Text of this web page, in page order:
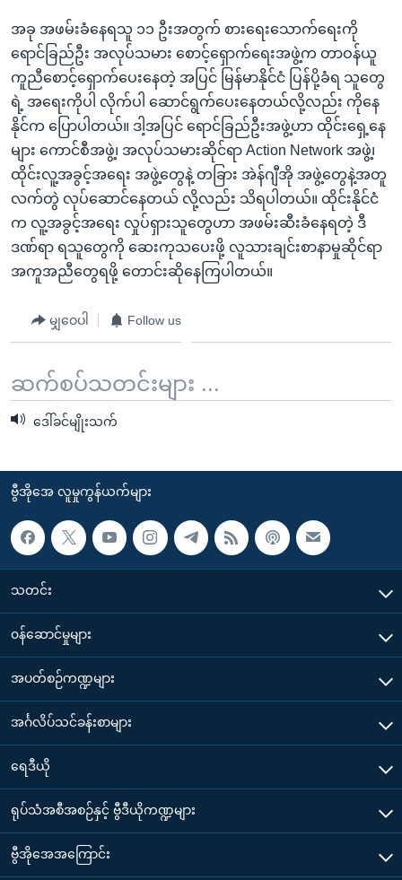
အခု အဖမ်းခံနေရသူ ၁၁ ဦးအတွက် စားရေးသောက်ရေးကို
ရောင်ခြည်ဦး အလုပ်သမား စောင့်ရှောက်ရေးအဖွဲ့က တာဝန်ယူ
ကူညီစောင့်ရှောက်ပေးနေတဲ့ အပြင် မြန်မာနိုင်ငံ ပြန်ပို့ခံရ သူတွေ
ရဲ့ အရေးကိုပါ လိုက်ပါ ဆောင်ရွက်ပေးနေတယ်လို့လည်း ကိုနေ
နိုင်က ပြောပါတယ်။ ဒါ့အပြင် ရောင်ခြည်ဦးအဖွဲ့ဟာ ထိုင်းရှေ့နေ
များ ကောင်စီအဖွဲ့၊ အလုပ်သမားဆိုင်ရာ Action Network အဖွဲ့၊
ထိုင်းလူ့အခွင့်အရေး အဖွဲ့တွေနဲ့ တခြား အဲန်ဂျီအို အဖွဲ့တွေနဲ့အတူ
လက်တွဲ လုပ်ဆောင်နေတယ် လို့လည်း သိရပါတယ်။ ထိုင်းနိုင်ငံ
က လူ့အခွင့်အရေး လှုပ်ရှားသူတွေဟာ အဖမ်းဆီးခံနေရတဲ့ ဒီ
ဒဏ်ရာ ရသူတွေကို ဆေးကုသပေးဖို့ လူသားချင်းစာနာမှုဆိုင်ရာ
အကူအညီတွေရဖို့ တောင်းဆိုနေကြပါတယ်။
မျှဝေပါ Follow us
ဆက်စပ်သတင်းများ ...
ဒေါ်ခင်မျိုးသက်
ဗွီအိုအေ လူမှုကွန်ယက်များ
သတင်း
၀န်ဆောင်မှုများ
အပတ်စဉ်ကဏ္ဍများ
အင်္ဂလိပ်သင်ခန်းစာများ
ရေဒီယို
ရုပ်သံအစီအစဉ်နှင့် ဗွီဒီယိုကဏ္ဍများ
ဗွီအိုအေအကြောင်း